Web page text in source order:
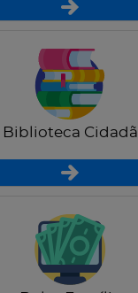
Biblioteca Cidadã